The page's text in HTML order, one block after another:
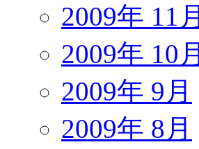
2009年 11月
2009年 10月
2009年 9月
2009年 8月